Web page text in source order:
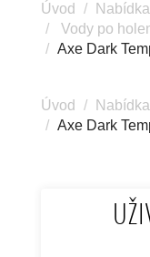
Úvod
Vody po
Axe Dark
Úvod
Axe Dark